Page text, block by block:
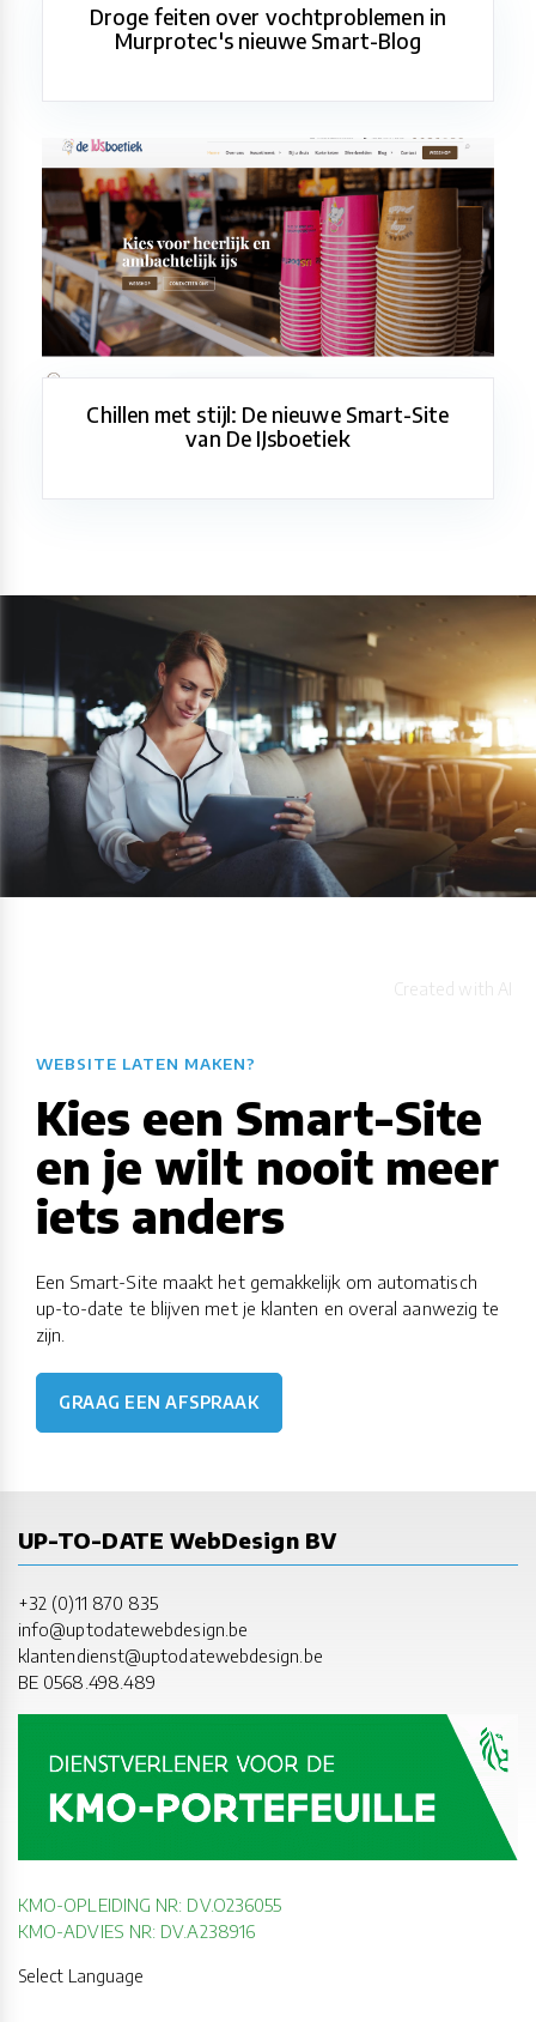
Droge feiten over vochtproblemen in
Murprotec's nieuwe Smart-Blog
Chillen met stijl: De nieuwe Smart-Site
van De IJsboetiek
WEBSITE LATEN MAKEN?
Kies een Smart-Site
en je wilt nooit meer
iets anders
Een Smart-Site maakt het gemakkelijk om automatisch
up-to-date te blijven met je klanten en overal aanwezig te
zijn.
GRAAG EEN AFSPRAAK
UP-TO-DATE WebDesign BV
+32 (0)11 870 835
info@uptodatewebdesign.be
klantendienst@uptodatewebdesign.be
BE 0568.498.489
KMO-OPLEIDING NR: DV.O236055
KMO-ADVIES NR: DV.A238916
Select Language